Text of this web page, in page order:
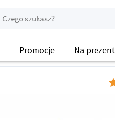
Promocje Na prezent